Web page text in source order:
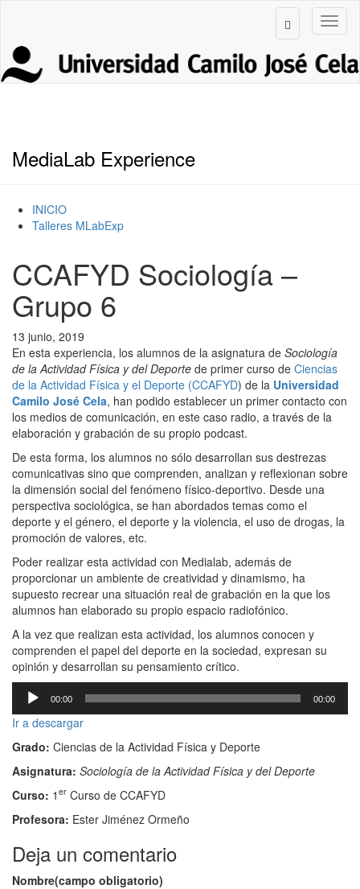
MediaLab Experience
INICIO
Talleres MLabExp
CCAFYD Sociología –
Grupo 6
13 junio, 2019
En esta experiencia, los alumnos de la asignatura de Sociología
de la Actividad Física y del Deporte de primer curso de Ciencias
de la Actividad Física y el Deporte (CCAFYD) de la Universidad
Camilo José Cela, han podido establecer un primer contacto con
los medios de comunicación, en este caso radio, a través de la
elaboración y grabación de su propio podcast.
De esta forma, los alumnos no sólo desarrollan sus destrezas
comunicativas sino que comprenden, analizan y reflexionan sobre
la dimensión social del fenómeno físico-deportivo. Desde una
perspectiva sociológica, se han abordados temas como el
deporte y el género, el deporte y la violencia, el uso de drogas, la
promoción de valores, etc.
Poder realizar esta actividad con Medialab, además de
proporcionar un ambiente de creatividad y dinamismo, ha
supuesto recrear una situación real de grabación en la que los
alumnos han elaborado su propio espacio radiofónico.
A la vez que realizan esta actividad, los alumnos conocen y
comprenden el papel del deporte en la sociedad, expresan su
opinión y desarrollan su pensamiento crítico.
Reproductor
audio
00:00 00:00
Ir a descargar
Grado: Ciencias de la Actividad Física y Deporte
Asignatura: Sociología de la Actividad Física y del Deporte
Curso: 1 er Curso de CCAFYD
Profesora: Ester Jiménez Ormeño
Deja un comentario
Nombre(campo obligatorio)